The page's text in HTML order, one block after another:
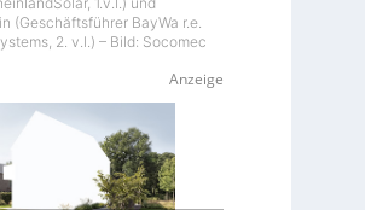
(Geschäftsführer BayWa r.e.
2. v.l.) – Bild: Socomec
Anzeige